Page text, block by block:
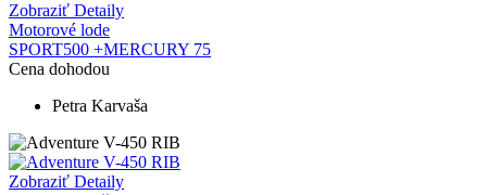
Zobraziť Detaily
Motorové lode
SPORT500 +MERCURY 75
Cena dohodou
Petra Karvaša
Zobraziť Detaily